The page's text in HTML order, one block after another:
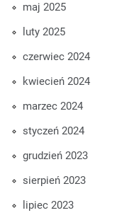
maj 2025
luty 2025
czerwiec 2024
kwiecień 2024
marzec 2024
styczeń 2024
grudzień 2023
sierpień 2023
lipiec 2023